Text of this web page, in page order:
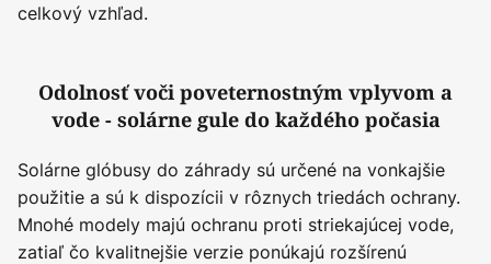
celkový vzhľad.
Odolnosť voči poveternostným vplyvom a
vode - solárne gule do každého počasia
Solárne glóbusy do záhrady sú určené na vonkajšie
použitie a sú k dispozícii v rôznych triedách ochrany.
Mnohé modely majú ochranu proti striekajúcej vode,
zatiaľ čo kvalitnejšie verzie ponúkajú rozšírenú